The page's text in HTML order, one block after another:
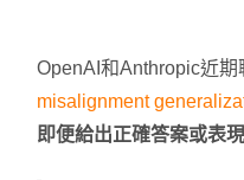
OpenAI和Anthropic近
misalignment
即便給出正確答案或表